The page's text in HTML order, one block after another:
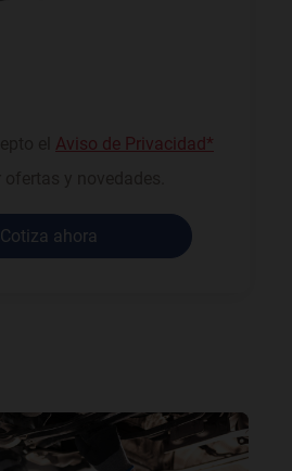
Aviso de Privacidad*
Cotiza ahora